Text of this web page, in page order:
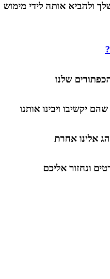
שלנו
יקשיבו ויבינו אותנו
אלינו אחרת
ונחזור אליכם